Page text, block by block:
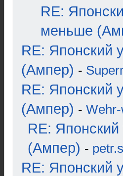
RE:
меньше
RE: Японский
(Ампер) -
RE: Японский
(Ампер) -
RE:
(Ампер) -
RE: Японский